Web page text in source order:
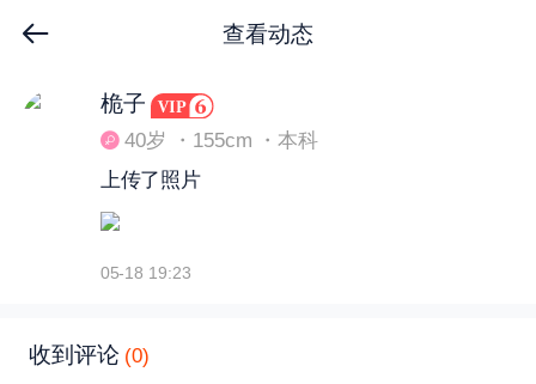
查看动态
下拉刷新
桅子
40岁 ・155cm ・本科
上传了照片
05-18 19:23
收到评论 (0)